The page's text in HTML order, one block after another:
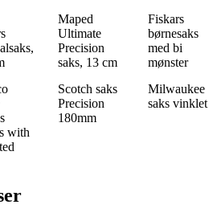
Maped
Ultimate
Precision
saks, 13 cm
Fiskars
børnesaks
med bi
mønster
with
Scotch saks
Precision
180mm
Milwaukee
saks vinklet